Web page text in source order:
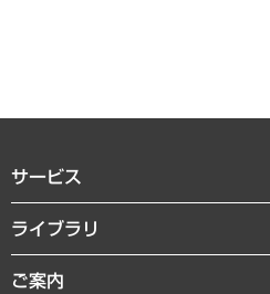
サービス
経営戦略
組織・人事戦略
デジタルイノベーション
ライブラリ
経済調査
ご案内